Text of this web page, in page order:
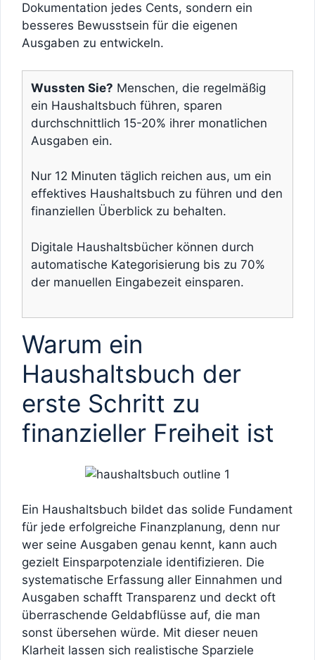
Dokumentation jedes Cents, sondern ein
besseres Bewusstsein für die eigenen
Ausgaben zu entwickeln.
Wussten Sie? Menschen, die regelmäßig
ein Haushaltsbuch führen, sparen
durchschnittlich 15-20% ihrer monatlichen
Ausgaben ein.
Nur 12 Minuten täglich reichen aus, um ein
effektives Haushaltsbuch zu führen und den
finanziellen Überblick zu behalten.
Digitale Haushaltsbücher können durch
automatische Kategorisierung bis zu 70%
der manuellen Eingabezeit einsparen.
Warum ein
Haushaltsbuch der
erste Schritt zu
finanzieller Freiheit ist
Ein Haushaltsbuch bildet das solide Fundament
für jede erfolgreiche Finanzplanung, denn nur
wer seine Ausgaben genau kennt, kann auch
gezielt Einsparpotenziale identifizieren. Die
systematische Erfassung aller Einnahmen und
Ausgaben schafft Transparenz und deckt oft
überraschende Geldabflüsse auf, die man
sonst übersehen würde. Mit dieser neuen
Klarheit lassen sich realistische Sparziele